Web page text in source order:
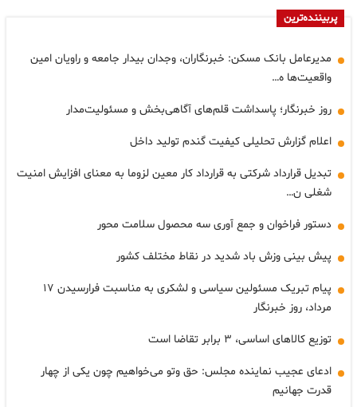
پربیننده‌ترین
مدیرعامل بانک مسکن: خبرنگاران، وجدان بیدار جامعه و راویان امین
واقعیت‌ها ه…
روز خبرنگار؛ پاسداشت قلم‌های آگاهی‌بخش و مسئولیت‌مدار
اعلام گزارش تحلیلی کیفیت گندم تولید داخل
تبدیل قرارداد شرکتی به قرارداد کار معین لزوما به معنای افزایش امنیت
شغلی ن…
دستور فراخوان و جمع آوری سه محصول سلامت محور
پیش بینی وزش باد شدید در نقاط مختلف کشور
پیام تبریک مسئولین سیاسی و لشکری به مناسبت فرارسیدن ۱۷
مرداد، روز خبرنگار
توزیع کالاهای اساسی، ۳ برابر تقاضا است
ادعای عجیب نماینده مجلس: حق وتو می‌خواهیم چون یکی از چهار
قدرت جهانیم